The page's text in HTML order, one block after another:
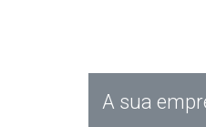
A sua